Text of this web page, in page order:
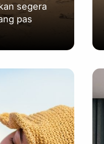
segera
pas